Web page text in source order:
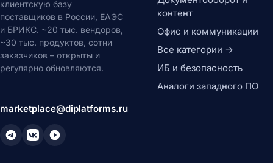
клиентскую базу
поставщиков в России, ЕАЭС
и БРИКС. ~20 тыс. вендоров,
~30 тыс. продуктов, сотни
заказчиков – открыты и
регулярно обновляются.
marketplace@diplatforms.ru
контент
Офис и коммуникации
Все категории →
ИБ и безопасность
Аналоги западного ПО